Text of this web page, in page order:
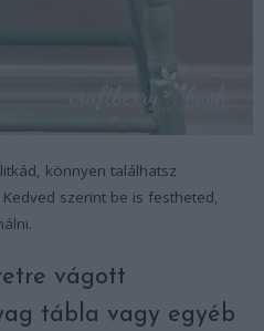
könnyen találhatsz
szerint be is festheted,
vágott
tábla vagy egyéb